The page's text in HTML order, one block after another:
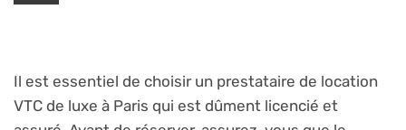
Il est essentiel de choisir un prestataire de location
VTC de luxe à Paris qui est dûment licencié et